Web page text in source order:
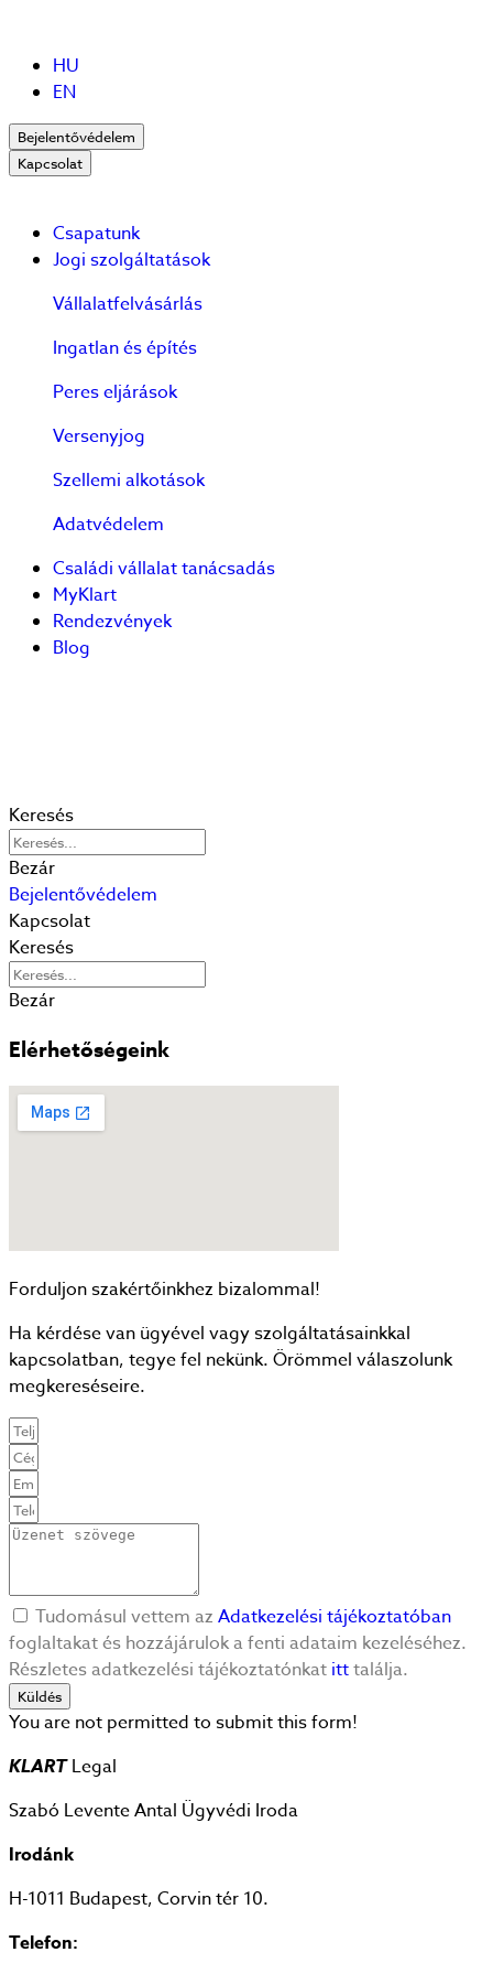
HU
EN
Bejelentővédelem
Kapcsolat
Csapatunk
Jogi szolgáltatások
Vállalatfelvásárlás
Ingatlan és építés
Peres eljárások
Versenyjog
Szellemi alkotások
Adatvédelem
Családi vállalat tanácsadás
MyKlart
Rendezvények
Blog
Keresés
Bezár
Bejelentővédelem
Kapcsolat
Keresés
Bezár
Elérhetőségeink
Forduljon szakértőinkhez bizalommal!
Ha kérdése van ügyével vagy szolgáltatásainkkal
kapcsolatban, tegye fel nekünk. Örömmel válaszolunk
megkereséseire.
Tudomásul vettem az Adatkezelési tájékoztatóban
foglaltakat és hozzájárulok a fenti adataim kezeléséhez.
Részletes adatkezelési tájékoztatónkat itttalálja.
Küldés
You are not permitted to submit this form!
KLARTLegal
Szabó Levente Antal Ügyvédi Iroda
Irodánk
H-1011 Budapest, Corvin tér 10.
Telefon: